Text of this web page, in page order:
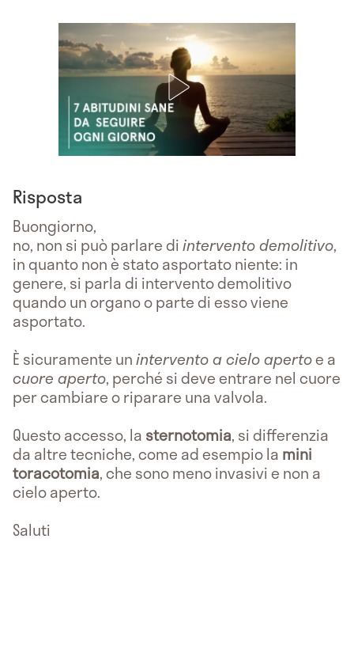
Risposta
Buongiorno,
no, non si può parlare diintervento demolitivo,
in quanto non è stato asportato niente: in
genere, si parla di intervento demolitivo
quando un organo o parte di esso viene
asportato.
È sicuramente unintervento a cielo apertoe a
cuore aperto, perché si deve entrare nel cuore
per cambiare o riparare una valvola.
Questo accesso, la sternotomia, si differenzia
da altre tecniche, come ad esempio la mini
toracotomia, che sono meno invasivi e non a
cielo aperto.
Saluti